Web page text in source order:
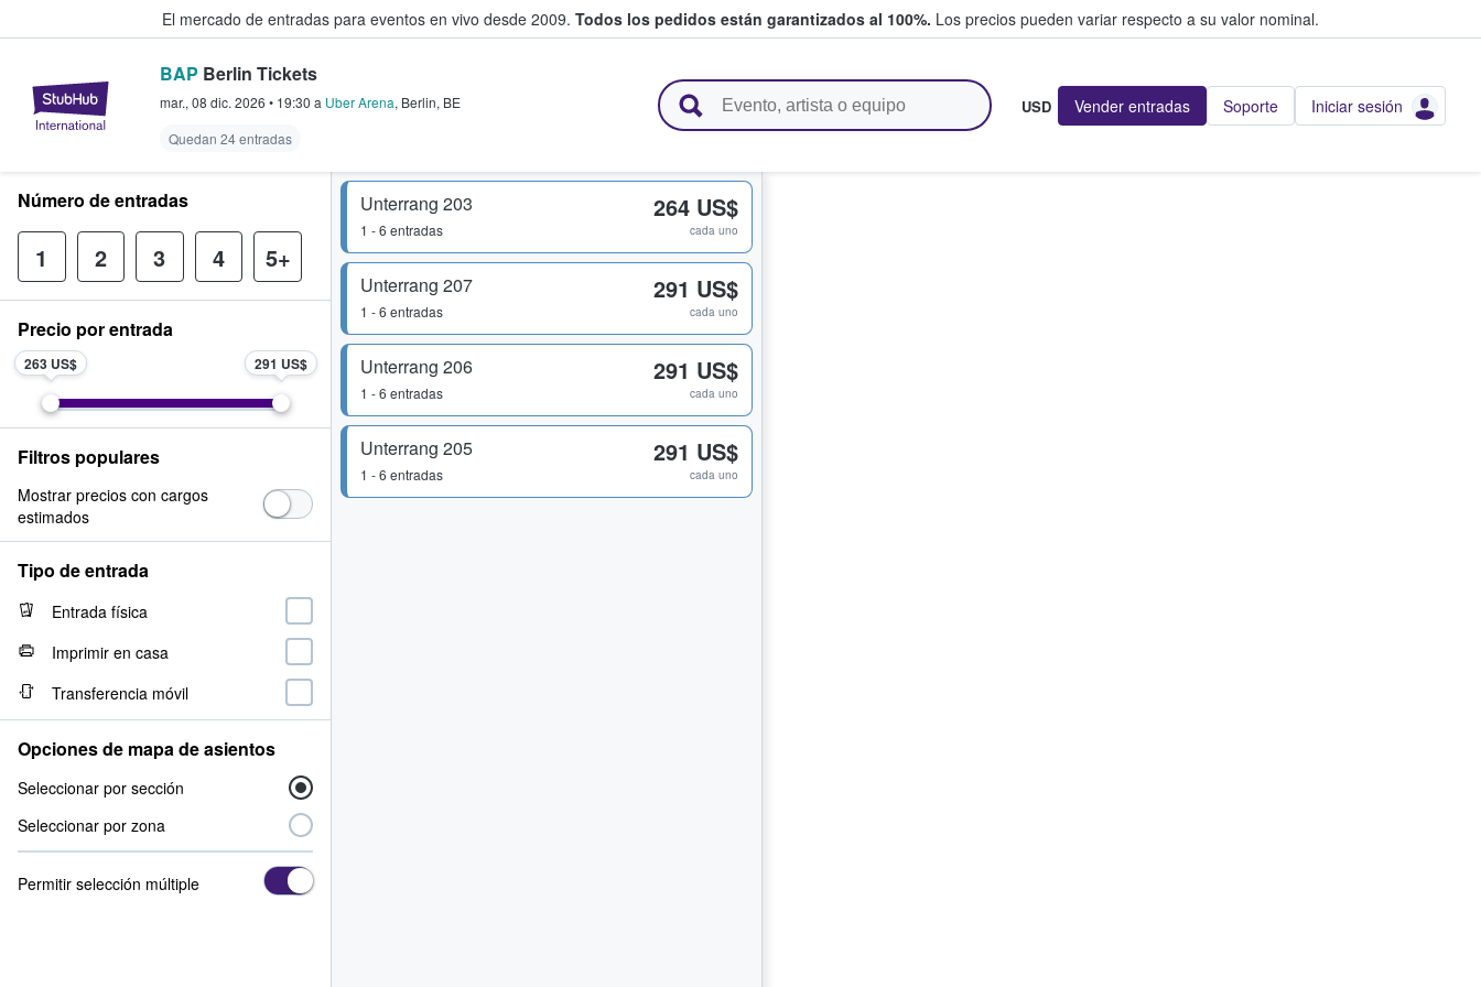
El mercado de entradas para eventos en vivo desde 2009. Todos los pedidos están garantizados al 100%. Los precios pueden variar respecto a su valor nominal.
StubHub: compra y venta de entradas entre fans
BAP Berlin Tickets
mar., 08 dic. 2026 • 19:30 a Uber Arena, Berlin, BE
Quedan 24 entradas
USD Vender entradas Soporte Iniciar sesión
Unterrang 203
1 - 6 entradas
264 US$
cada uno
Unterrang 207
1 - 6 entradas
291 US$
cada uno
Unterrang 206
1 - 6 entradas
291 US$
cada uno
Unterrang 205
1 - 6 entradas
291 US$
cada uno
Número de entradas
1 2 3 4 5+
Precio por entrada
263 US$ 291 US$
Filtros populares
Mostrar precios con cargos
estimados
Tipo de entrada
Entrada física
Imprimir en casa
Transferencia móvil
Opciones de mapa de asientos
Seleccionar por sección
Seleccionar por zona
Permitir selección múltiple